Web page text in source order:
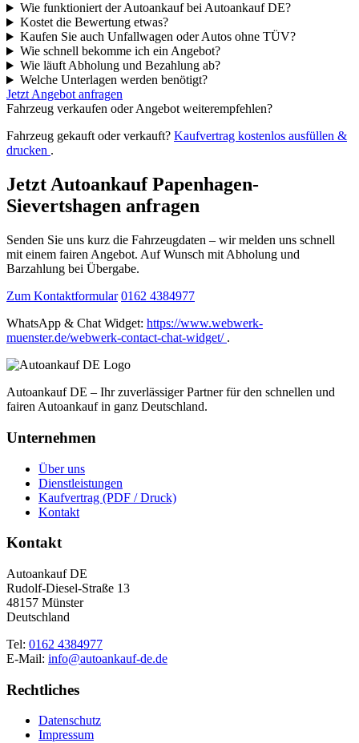
Wie funktioniert der Autoankauf bei Autoankauf DE?
Kostet die Bewertung etwas?
Kaufen Sie auch Unfallwagen oder Autos ohne TÜV?
Wie schnell bekomme ich ein Angebot?
Wie läuft Abholung und Bezahlung ab?
Welche Unterlagen werden benötigt?
Jetzt Angebot anfragen
Fahrzeug verkaufen oder Angebot weiterempfehlen?
Fahrzeug gekauft oder verkauft? Kaufvertrag kostenlos ausfüllen &
drucken .
Jetzt Autoankauf Papenhagen-
Sievertshagen anfragen
Senden Sie uns kurz die Fahrzeugdaten – wir melden uns schnell
mit einem fairen Angebot. Auf Wunsch mit Abholung und
Barzahlung bei Übergabe.
Zum Kontaktformular 0162 4384977
WhatsApp & Chat Widget: https://www.webwerk-
muenster.de/webwerk-contact-chat-widget/ .
Autoankauf DE – Ihr zuverlässiger Partner für den schnellen und
fairen Autoankauf in ganz Deutschland.
Unternehmen
Über uns
Dienstleistungen
Kaufvertrag (PDF / Druck)
Kontakt
Kontakt
Autoankauf DE
Rudolf-Diesel-Straße 13
48157 Münster
Deutschland
Tel: 0162 4384977
E-Mail: info@autoankauf-de.de
Rechtliches
Datenschutz
Impressum